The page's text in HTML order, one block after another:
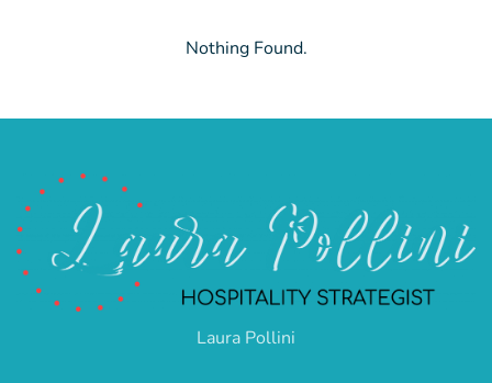
Nothing Found.
Laura Pollini